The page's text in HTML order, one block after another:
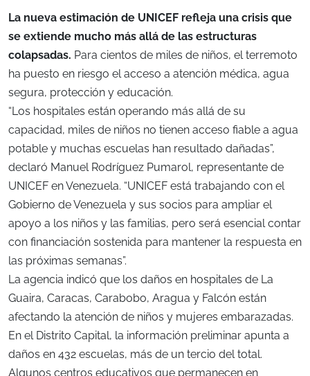
La nueva estimación de UNICEF refleja una crisis que
se extiende mucho más allá de las estructuras
colapsadas. Para cientos de miles de niños, el terremoto
ha puesto en riesgo el acceso a atención médica, agua
segura, protección y educación.
“Los hospitales están operando más allá de su
capacidad, miles de niños no tienen acceso fiable a agua
potable y muchas escuelas han resultado dañadas”,
declaró Manuel Rodríguez Pumarol, representante de
UNICEF en Venezuela. “UNICEF está trabajando con el
Gobierno de Venezuela y sus socios para ampliar el
apoyo a los niños y las familias, pero será esencial contar
con financiación sostenida para mantener la respuesta en
las próximas semanas”.
La agencia indicó que los daños en hospitales de La
Guaira, Caracas, Carabobo, Aragua y Falcón están
afectando la atención de niños y mujeres embarazadas.
En el Distrito Capital, la información preliminar apunta a
daños en 432 escuelas, más de un tercio del total.
Algunos centros educativos que permanecen en